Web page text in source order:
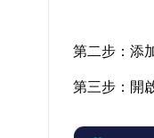
第二步：添
第三步：開